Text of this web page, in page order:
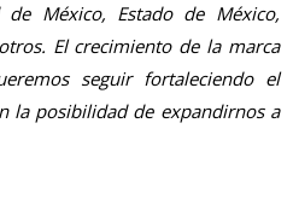
de México, Estado de México,
El crecimiento de la marca
seguir fortaleciendo el
la posibilidad de expandirnos a